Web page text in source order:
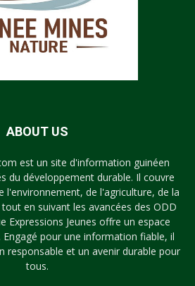
ABOUT US
est un site d'information guinéen
du développement durable. Il couvre
l'environnement, de l'agriculture, de la
en suivant les avancées des ODD
Expressions Jeunes offre un espace
Engagé pour une information fiable, il
responsable et un avenir durable pour
tous.